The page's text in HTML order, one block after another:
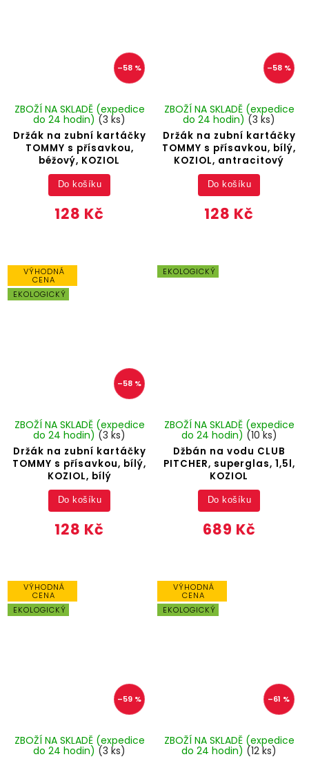
–58 %
Držák na zubní kartáčky
TOMMY s přísavkou,
béžový, KOZIOL
ZBOŽÍ NA SKLADĚ (expedice
do 24 hodin) (3 ks)
128 Kč
Do košíku
–58 %
Držák na zubní kartáčky
TOMMY s přísavkou, bílý,
KOZIOL, antracitový
ZBOŽÍ NA SKLADĚ (expedice
do 24 hodin) (3 ks)
128 Kč
Do košíku
VÝHODNÁ
CENA
EKOLOGICKÝ
–58 %
Držák na zubní kartáčky
TOMMY s přísavkou, bílý,
KOZIOL, bílý
ZBOŽÍ NA SKLADĚ (expedice
do 24 hodin) (3 ks)
128 Kč
Do košíku
EKOLOGICKÝ
Džbán na vodu CLUB
PITCHER, superglas, 1,5l,
KOZIOL
ZBOŽÍ NA SKLADĚ (expedice
do 24 hodin) (10 ks)
689 Kč
Do košíku
VÝHODNÁ
CENA
EKOLOGICKÝ
–59 %
ZBOŽÍ NA SKLADĚ (expedice
do 24 hodin) (3 ks)
VÝHODNÁ
CENA
EKOLOGICKÝ
–61 %
ZBOŽÍ NA SKLADĚ (expedice
do 24 hodin) (12 ks)